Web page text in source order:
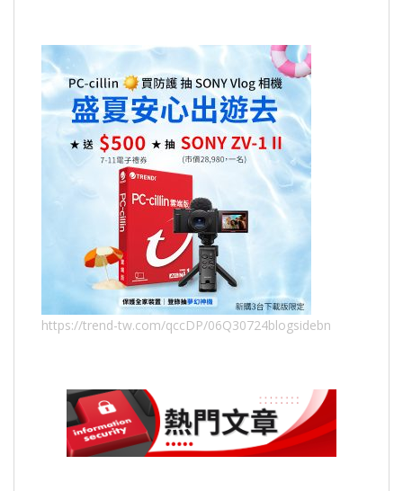
https://trend-tw.com/qccDP/06Q30724blogsidebn